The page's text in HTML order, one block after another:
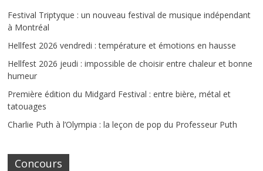
Festival Triptyque : un nouveau festival de musique indépendant
à Montréal
Hellfest 2026 vendredi : température et émotions en hausse
Hellfest 2026 jeudi : impossible de choisir entre chaleur et bonne
humeur
Première édition du Midgard Festival : entre bière, métal et
tatouages
Charlie Puth à l’Olympia : la leçon de pop du Professeur Puth
Concours